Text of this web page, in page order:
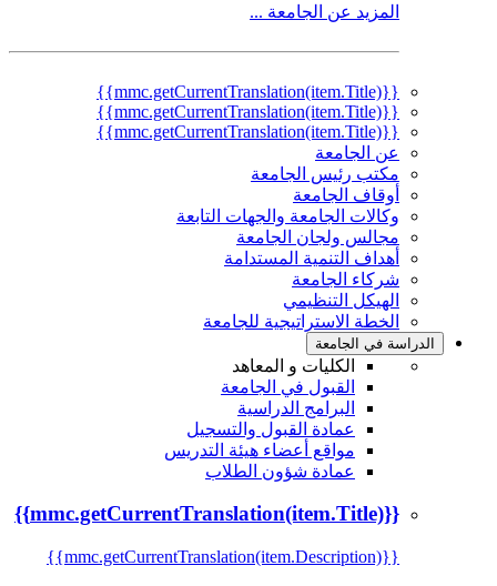
المزيد عن الجامعة ...
{{mmc.getCurrentTranslation(item.Title)}}
{{mmc.getCurrentTranslation(item.Title)}}
{{mmc.getCurrentTranslation(item.Title)}}
عن الجامعة
مكتب رئيس الجامعة
أوقاف الجامعة
وكالات الجامعة والجهات التابعة
مجالس ولجان الجامعة
أهداف التنمية المستدامة
شركاء الجامعة
الهيكل التنظيمي
الخطة الاستراتيجية للجامعة
الدراسة في الجامعة
الكليات و المعاهد
القبول في الجامعة
البرامج الدراسية
عمادة القبول والتسجيل
مواقع أعضاء هيئة التدريس
عمادة شؤون الطلاب
{{mmc.getCurrentTranslation(item.Title)}}
{{mmc.getCurrentTranslation(item.Description)}}